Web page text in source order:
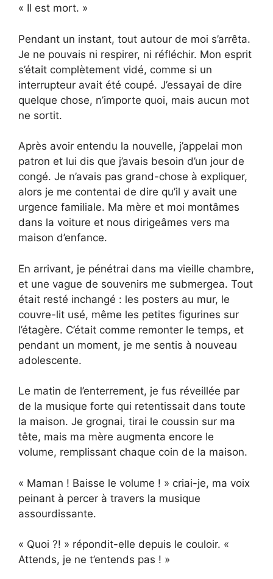
« Il est mort. »
Pendant un instant, tout autour de moi s’arrêta.
Je ne pouvais ni respirer, ni réfléchir. Mon esprit
s’était complètement vidé, comme si un
interrupteur avait été coupé. J’essayai de dire
quelque chose, n’importe quoi, mais aucun mot
ne sortit.
Après avoir entendu la nouvelle, j’appelai mon
patron et lui dis que j’avais besoin d’un jour de
congé. Je n’avais pas grand-chose à expliquer,
alors je me contentai de dire qu’il y avait une
urgence familiale. Ma mère et moi montâmes
dans la voiture et nous dirigeâmes vers ma
maison d’enfance.
En arrivant, je pénétrai dans ma vieille chambre,
et une vague de souvenirs me submergea. Tout
était resté inchangé : les posters au mur, le
couvre-lit usé, même les petites figurines sur
l’étagère. C’était comme remonter le temps, et
pendant un moment, je me sentis à nouveau
adolescente.
Le matin de l’enterrement, je fus réveillée par
de la musique forte qui retentissait dans toute
la maison. Je grognai, tirai le coussin sur ma
tête, mais ma mère augmenta encore le
volume, remplissant chaque coin de la maison.
« Maman ! Baisse le volume ! » criai-je, ma voix
peinant à percer à travers la musique
assourdissante.
« Quoi ?! » répondit-elle depuis le couloir. «
Attends, je ne t’entends pas ! »